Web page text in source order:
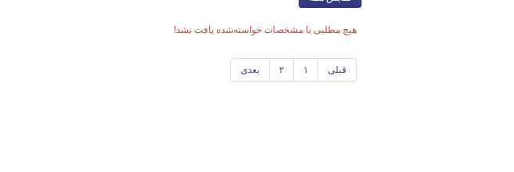
هیچ مطلبی با مشخصات خواسته‌شده یافت نشد!
قبلی ۱ ۲ بعدی